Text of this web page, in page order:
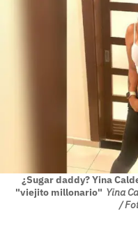
¿Sugar daddy? Yina
"viejito millonario" Yina
/